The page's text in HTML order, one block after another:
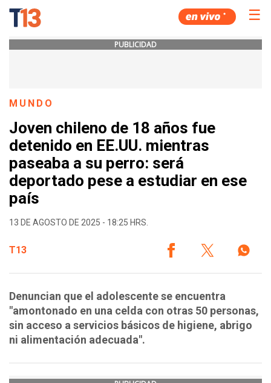
☰
PUBLICIDAD
MUNDO
Joven chileno de 18 años fue
detenido en EE.UU. mientras
paseaba a su perro: será
deportado pese a estudiar en ese
país
13 DE AGOSTO DE 2025 - 18:25 HRS.
T13
Denuncian que el adolescente se encuentra
"amontonado en una celda con otras 50 personas,
sin acceso a servicios básicos de higiene, abrigo
ni alimentación adecuada".